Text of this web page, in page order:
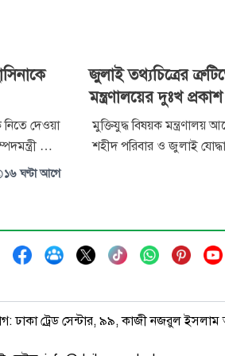
দেওয়া
মো.
(৬
বক্ত
১৬ ঘণ্টা আগে
জুলাই তথ্যচিত্রের
মন্ত্রণালয়ের দুঃখ প্রকাশ
মুক্তিযুদ্ধ বিষয়ক মন্ত্রণালয়
শহীদ পরিবার ও জুলাই
আলোচনা সভায় প্রদর্শিত
বিতর্কের প্রেক্ষাপটে
মন্ত্রণালয়। একইসঙ্
ঢাকা ট্রেড সেন্টার, ৯৯, কাজী নজরুল ইসলাম